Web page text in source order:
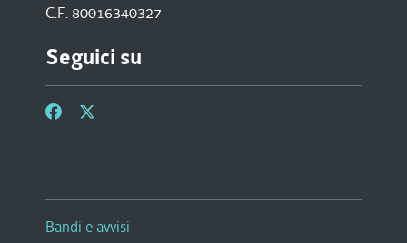
C.F. 80016340327
Seguici su
Bandi e avvisi